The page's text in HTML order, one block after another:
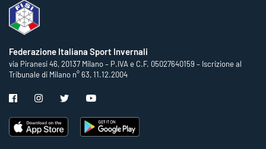
Federazione Italiana Sport Invernali
via Piranesi 46, 20137 Milano – P.IVA e C.F. 05027640159 – Iscrizione al
Tribunale di Milano n° 63, 11.12.2004